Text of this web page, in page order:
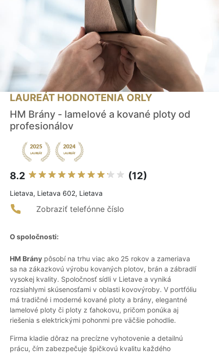
LAUREÁT HODNOTENIA ORLY
HM Brány - lamelové a kované ploty od
profesionálov
8.2 (12)
Lietava, Lietava 602, Lietava
Zobraziť telefónne číslo
O spoločnosti:
HM Brány pôsobí na trhu viac ako 25 rokov a zameriava
sa na zákazkovú výrobu kovaných plotov, brán a zábradlí
vysokej kvality. Spoločnosť sídli v Lietave a vyniká
rozsiahlymi skúsenosťami v oblasti kovovýroby. V portfóliu
má tradičné i moderné kované ploty a brány, elegantné
lamelové ploty či ploty z ťahokovu, pričom ponúka aj
riešenia s elektrickými pohonmi pre väčšie pohodlie.
Firma kladie dôraz na precízne vyhotovenie a detailnú
prácu, čím zabezpečuje špičkovú kvalitu každého